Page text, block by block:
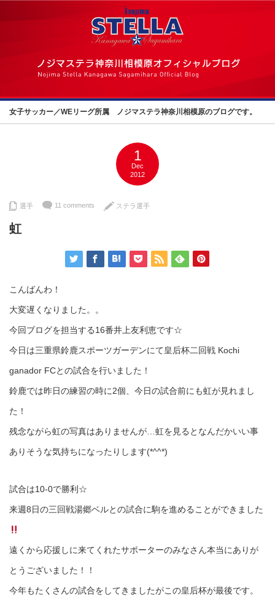
女子サッカー／WEリーグ所属 ノジマステラ神奈川相模原のブログです。
1
Dec
2012
選手 11 comments ステラ選手
虹
こんばんわ！
大変遅くなりました。。
今回ブログを担当する16番井上友利恵です☆
今日は三重県鈴鹿スポーツガーデンにて皇后杯二回戦 Kochi
ganador FCとの試合を行いました！
鈴鹿では昨日の練習の時に2個、今日の試合前にも虹が見れまし
た！
残念ながら虹の写真はありませんが…虹を見るとなんだかいい事
ありそうな気持ちになったりします(*^^*)
試合は10-0で勝利☆
来週8日の三回戦湯郷ベルとの試合に駒を進めることができました
遠くから応援しに来てくれたサポーターのみなさん本当にありが
とうございました！！
今年もたくさんの試合をしてきましたがこの皇后杯が最後です。